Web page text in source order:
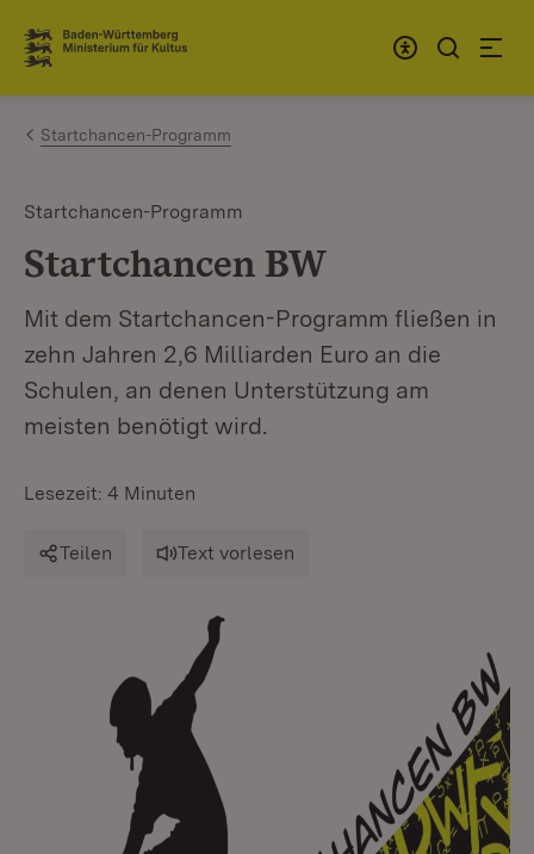
Zum Inhalt springen
Link zur Startseite
Startchancen-Programm
Startchancen-Programm
Startchancen BW
Mit dem Startchancen-Programm fließen in
zehn Jahren 2,6 Milliarden Euro an die
Schulen, an denen Unterstützung am
meisten benötigt wird.
Lesezeit: 4 Minuten
Teilen Text vorlesen